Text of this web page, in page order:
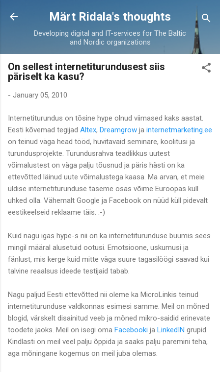
Skip to main content
Märt Ridala's thoughts
Developing digital and IT-services for The Baltic
and Nordic organizations
On sellest internetiturundusest siis
päriselt ka kasu?
- January 05, 2010
Internetiturundus on tõsine hype olnud viimased kaks aastat.
Eesti kõvemad tegijad Altex, Dreamgrow ja internetmarketing.ee
on teinud väga head tööd, huvitavaid seminare, koolitusi ja
turundusprojekte. Turundusrahva teadlikkus uutest
võimalustest on väga palju tõusnud ja päris hästi on ka
ettevõtted läinud uute võimalustega kaasa. Ma arvan, et meie
üldise internetiturunduse taseme osas võime Euroopas küll
uhked olla. Vähemalt Google ja Facebook on nüüd küll pidevalt
eestikeelseid reklaame täis. :-)
Kuid nagu igas hype-s nii on ka internetiturunduse buumis sees
mingil määral alusetuid ootusi. Emotsioone, uskumusi ja
fänlust, mis kerge kuid mitte väga suure tagasilöögi saavad kui
talvine reaalsus ideede testijaid tabab.
Nagu paljud Eesti ettevõtted nii oleme ka MicroLinkis teinud
internetiturunduse valdkonnas esimesi samme. Meil on mõned
blogid, värskelt disainitud veeb ja mõned mikro-saidid erinevate
toodete jaoks. Meil on isegi oma Facebooki ja LinkedIN grupid.
Kindlasti on meil veel palju õppida ja saaks palju paremini teha,
aga mõningane kogemus on meil juba olemas.